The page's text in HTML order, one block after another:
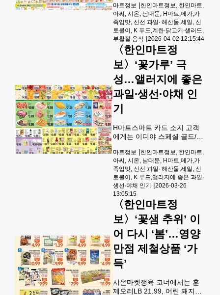
안심 lb 15.99,티본스테이크 lb
6.99,돼지항정살 (구이) lb
9.99,소 채끝살 lb 15.99,소 살
치살 lb 15.99,소 부채살 lb
15.99,냉동통오리lb 4.99에 판
매된다.해산물 코너에서는
(금/토/일 한정) 항공직송 살아
있는 전복 (대 ) 8ea 19.99,(금/
토/일 한정) 봉지 멍게ea 9.99,
(금/토/일한정) 봉지 해삼ea
10.99,냉동 스노우크랩 lb
9.99,항공 직송 고창 풍천장어
마트정보 |한인마트정보, 한인마트,
아씨, 시온, 남대문, H마트,메가,가
족입맛, 신선 과일∙ 해산물,세일, 신
토불이, K 푸드,계란∙닭고기∙샐러드,
부활절 음식 |2026-04-02 12:15:44
〈한인마트정
보〉‘꽃가루’ 극
성…앨러지에 좋은
과일∙생선∙야채 인
기
H마트스마트 카드 소지 고객
에게는 이디야 스페셜 골드/모
(HMART 40주년기획) EA
10.99, 칠리안 씨베스 스테이
크LB 22.99,자반 클린 참조기
LB 8.99, 양념LA갈비 LB
10.99에 제공된다.프로듀스 코
너에서는 한국신고배 10과 선
물박스29.49, 샤인 머스캇 포
도 600 G PK 10.99, 슈가비 사
과 선물용 박스 26.99, 깐마늘
5LB JAR 14.99, 클레멘타인
만다린 5LB BAG 6.99, 잎 달
린 만다린 4 LB PK BAG
7.99, 7'S 멕시
마트정보 |한인마트정보, 한인마트,
아씨, 시온, 남대문, H마트,메가,가
족입맛, 신선 과일∙ 해산물,세일, 신
토불이, K 푸드,앨러지에 좋은 과일∙
생선∙야채 인기 |2026-03-26
13:05:15
〈한인마트정
보〉‘꽃샘 추위’ 이
어 다시 ‘봄’…영양
만점 제철상품 ‘가
득’
시온마켓정육 코너에서는 훈
제오리LB 21.99, 어린 돼지갈